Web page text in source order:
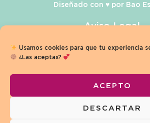
Usamos cookies para que tu experiencia
¿Las aceptas?
ACEPTO
DESCARTAR
Diseñado con ♥️ por Bao
Aviso Legal
Privacidad
Política de
Términos y